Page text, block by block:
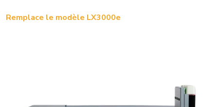
Remplace le modèle LX3000e